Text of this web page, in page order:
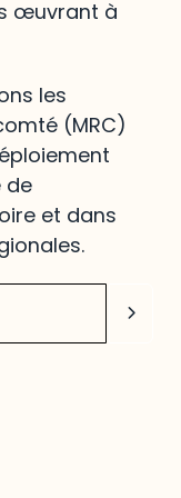
œuvrant à
les
(MRC)
de
et dans